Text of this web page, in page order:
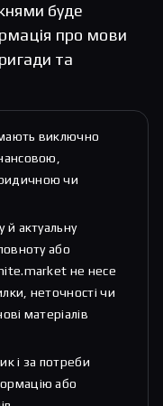
буде
про мови
та
виключно
чи
й актуальну
або
не несе
неточності чи
матеріалів
і за потреби
або